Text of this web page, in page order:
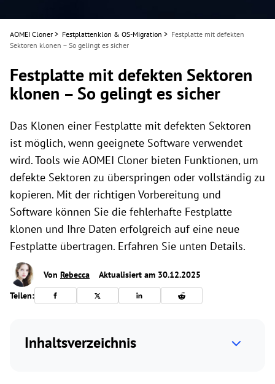
AOMEI Cloner > Festplattenklon & OS-Migration > Festplatte mit defekten
Sektoren klonen – So gelingt es sicher
Festplatte mit defekten Sektoren
klonen – So gelingt es sicher
Das Klonen einer Festplatte mit defekten Sektoren
ist möglich, wenn geeignete Software verwendet
wird. Tools wie AOMEI Cloner bieten Funktionen, um
defekte Sektoren zu überspringen oder vollständig zu
kopieren. Mit der richtigen Vorbereitung und
Software können Sie die fehlerhafte Festplatte
klonen und Ihre Daten erfolgreich auf eine neue
Festplatte übertragen. Erfahren Sie unten Details.
Von Rebecca
Aktualisiert am 30.12.2025
Teilen:
Inhaltsverzeichnis